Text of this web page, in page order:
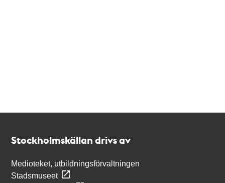
Stockholmskällan drivs av
Medioteket, utbildningsförvaltningen
Stadsmuseet